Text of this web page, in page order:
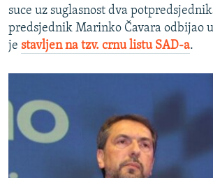
suce uz suglasnost dva
predsjednik Marinko Čavara odbijao
je stavljen na tzv. crnu listu SAD-a.